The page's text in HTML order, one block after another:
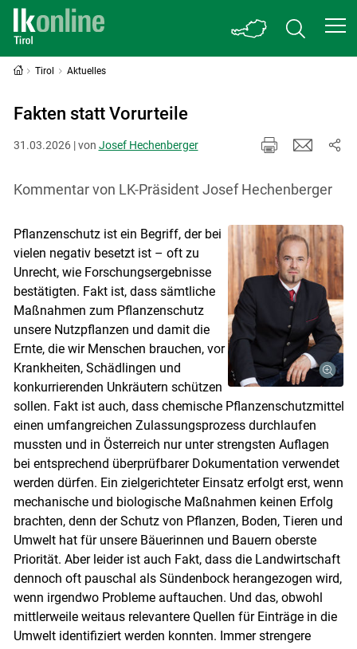
Skip to main content
Tirol Aktuelles
Fakten statt Vorurteile
31.03.2026 | von Josef Hechenberger
Kommentar von LK-Präsident Josef Hechenberger
Pflanzenschutz ist ein Begriff, der bei
vielen negativ besetzt ist – oft zu
Unrecht, wie Forschungsergebnisse
bestätigten. Fakt ist, dass sämtliche
Maßnahmen zum Pflanzenschutz
unsere Nutzpflanzen und damit die
Ernte, die wir Menschen brauchen, vor
Krankheiten, Schädlingen und
konkurrierenden Unkräutern schützen
sollen. Fakt ist auch, dass chemische Pflanzenschutzmittel
einen umfangreichen Zulassungsprozess durchlaufen
mussten und in Österreich nur unter strengsten Auflagen
bei entsprechend überprüfbarer Dokumentation verwendet
werden dürfen. Ein zielgerichteter Einsatz erfolgt erst, wenn
mechanische und biologische Maßnahmen keinen Erfolg
brachten, denn der Schutz von Pflanzen, Boden, Tieren und
Umwelt hat für unsere Bäuerinnen und Bauern oberste
Priorität. Aber leider ist auch Fakt, dass die Landwirtschaft
dennoch oft pauschal als Sündenbock herangezogen wird,
wenn irgendwo Probleme auftauchen. Und das, obwohl
mittlerweile weitaus relevantere Quellen für Einträge in die
Umwelt identifiziert werden konnten. Immer strengere